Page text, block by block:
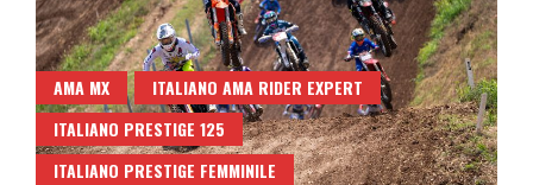
AMA MX
ITALIANO AMA RIDER EXPERT
ITALIANO PRESTIGE 125
ITALIANO PRESTIGE FEMMINILE